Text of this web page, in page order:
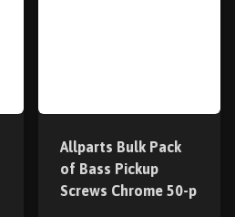
Allparts Bulk Pack
of Bass Pickup
Screws Chrome 50-p